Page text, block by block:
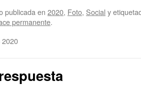
publicada en 2020, Foto, Social y
permanente.
2020